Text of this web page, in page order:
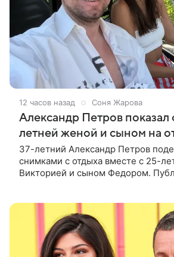
12 часов назад Соня Жарова
Александр Петров показал
летней женой и сыном на
37-летний Александр Петров
снимками с отдыха вместе с 25-
Викторией и сыном Федором.